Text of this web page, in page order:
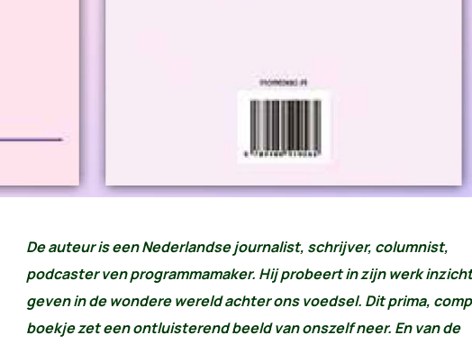
De auteur is een Nederlandse journalist, schrijver, columnist,
podcaster ven programmamaker. Hij probeert in zijn werk
geven in de wondere wereld achter ons voedsel. Dit prima,
boekje zet een ontluisterend beeld van onszelf neer. En van de